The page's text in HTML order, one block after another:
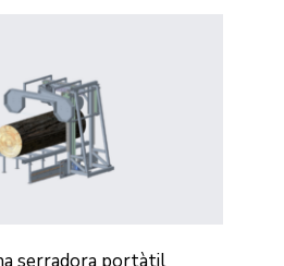
serradora portàtil